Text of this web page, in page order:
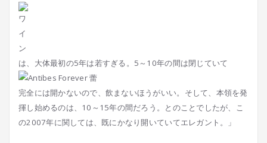
は、大体最初の5年は若すぎる。5～10年の間は閉じていて
完全には開かないので、飲まないほうがいい。そして、本領を発
揮し始めるのは、10～15年の間だろう。とのことでしたが、こ
の2007年に関しては、既にかなり開いていてエレガント。」